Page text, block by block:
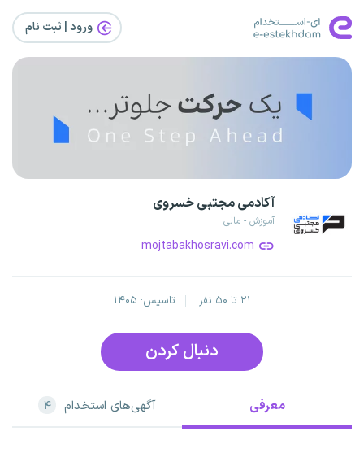
ورود | ثبت‌ نام
آکادمی مجتبی خسروی
آموزش - مالی
mojtabakhosravi.com
۲۱ تا ۵۰ نفر تاسیس: ۱۴۰۵
دنبال کردن
معرفی آگهی‌های استخدام ۴